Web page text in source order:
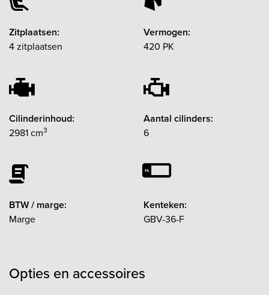
Zitplaatsen:
4 zitplaatsen
Vermogen:
420 PK
Cilinderinhoud:
2981 cm3
Aantal cilinders:
6
BTW / marge:
Marge
Kenteken:
GBV-36-F
Opties en accessoires